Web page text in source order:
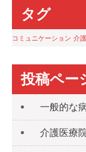
タグ
コミュニケーション 介
投稿ペー
一般的な
介護医療